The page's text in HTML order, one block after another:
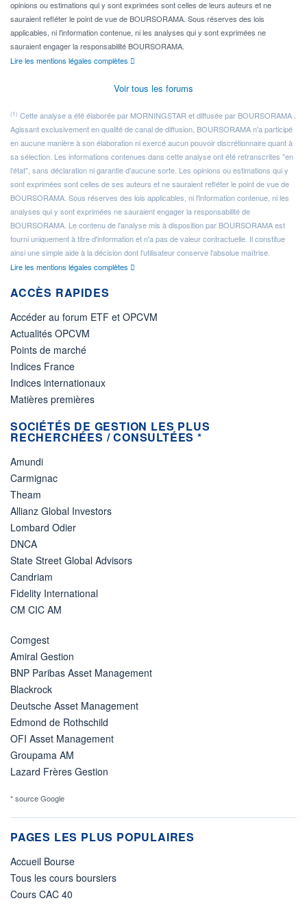
opinions ou estimations qui y sont exprimées sont celles de leurs auteurs et ne
sauraient refléter le point de vue de BOURSORAMA. Sous réserves des lois
applicables, ni l'information contenue, ni les analyses qui y sont exprimées ne
sauraient engager la responsabilité BOURSORAMA.
Lire les mentions légales complètes
Voir tous les forums
(1) Cette analyse a été élaborée par MORNINGSTAR et diffusée par BOURSORAMA .
Agissant exclusivement en qualité de canal de diffusion, BOURSORAMA n'a participé
en aucune manière à son élaboration ni exercé aucun pouvoir discrétionnaire quant à
sa sélection. Les informations contenues dans cette analyse ont été retranscrites "en
l'état", sans déclaration ni garantie d'aucune sorte. Les opinions ou estimations qui y
sont exprimées sont celles de ses auteurs et ne sauraient refléter le point de vue de
BOURSORAMA. Sous réserves des lois applicables, ni l'information contenue, ni les
analyses qui y sont exprimées ne sauraient engager la responsabilité de
BOURSORAMA. Le contenu de l'analyse mis à disposition par BOURSORAMA est
fourni uniquement à titre d'information et n'a pas de valeur contractuelle. Il constitue
ainsi une simple aide à la décision dont l'utilisateur conserve l'absolue maîtrise.
Lire les mentions légales complètes
ACCÈS RAPIDES
Accéder au forum ETF et OPCVM
Actualités OPCVM
Points de marché
Indices France
Indices internationaux
Matières premières
SOCIÉTÉS DE GESTION LES PLUS
RECHERCHÉES / CONSULTÉES *
Amundi
Carmignac
Theam
Allianz Global Investors
Lombard Odier
DNCA
State Street Global Advisors
Candriam
Fidelity International
CM CIC AM
Comgest
Amiral Gestion
BNP Paribas Asset Management
Blackrock
Deutsche Asset Management
Edmond de Rothschild
OFI Asset Management
Groupama AM
Lazard Frères Gestion
* source Google
PAGES LES PLUS POPULAIRES
Accueil Bourse
Tous les cours boursiers
Cours CAC 40